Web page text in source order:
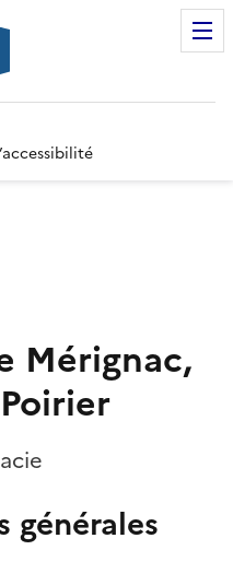
Twitter)
Mérignac,
générales